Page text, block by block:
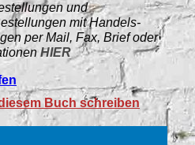
und
mit Handels-
per Mail, Fax, Brief oder
HIER
Buch schreiben